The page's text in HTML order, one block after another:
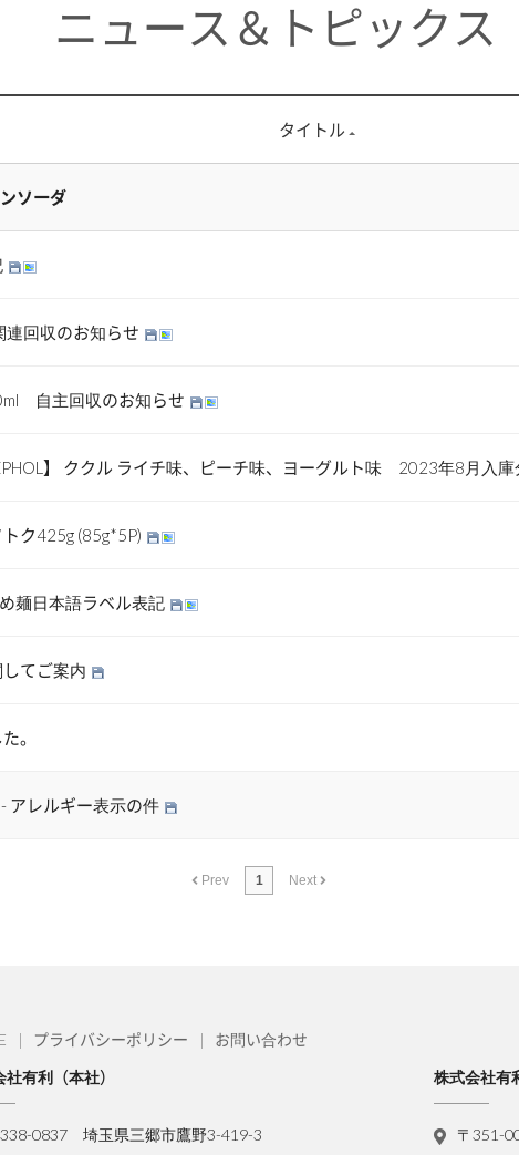
ニュース＆トピックス
タイトル
ソーダ
連回収のお知らせ
自主回収のお知らせ
】 ククル ライチ味、ピーチ味、ヨーグルト味 2023年8月入
ク425g (85g*5P)
麺日本語ラベル表記
てご案内
。
アレルギー表示の件
Prev 1 Next
プライバシーポリシー
お問い合わせ
社有利（本社）
0837 埼玉県三郷市鷹野3-419-3
株式会社有
〒351-